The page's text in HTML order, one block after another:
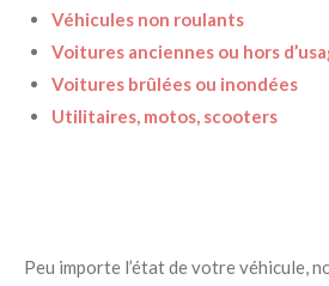
Véhicules non roulants
Voitures anciennes ou hors
Voitures brûlées ou inondées
Utilitaires, motos, scooters
Peu importe l’état de votre véhicule,